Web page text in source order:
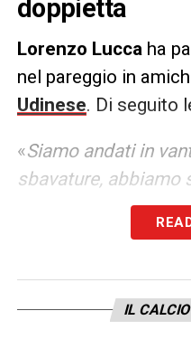
doppietta
Lorenzo Lucca ha
nel pareggio in
Udinese. Di seguito
«Siamo andati in
sbavature, abbiamo
è importante.
facciamo
sbagliare poco. Lo
IL